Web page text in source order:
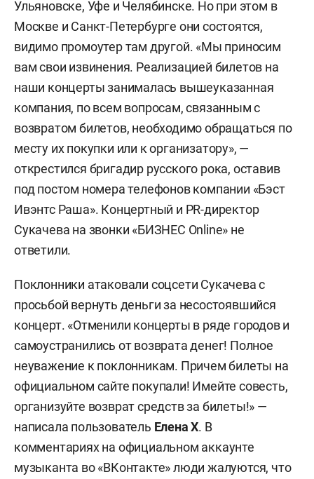
Ульяновске, Уфе и Челябинске. Но при этом в
Москве и Санкт-Петербурге они состоятся,
видимо промоутер там другой. «Мы приносим
вам свои извинения. Реализацией билетов на
наши концерты занималась вышеуказанная
компания, по всем вопросам, связанным с
возвратом билетов, необходимо обращаться по
месту их покупки или к организатору», —
открестился бригадир русского рока, оставив
под постом номера телефонов компании «Бэст
Ивэнтс Раша». Концертный и PR-директор
Сукачева на звонки «БИЗНЕС Online» не
ответили.
Поклонники атаковали соцсети Сукачева с
просьбой вернуть деньги за несостоявшийся
концерт. «Отменили концерты в ряде городов и
самоустранились от возврата денег! Полное
неуважение к поклонникам. Причем билеты на
официальном сайте покупали! Имейте совесть,
организуйте возврат средств за билеты!» —
написала пользователь Елена Х. В
комментариях на официальном аккаунте
музыканта во «ВКонтакте» люди жалуются, что